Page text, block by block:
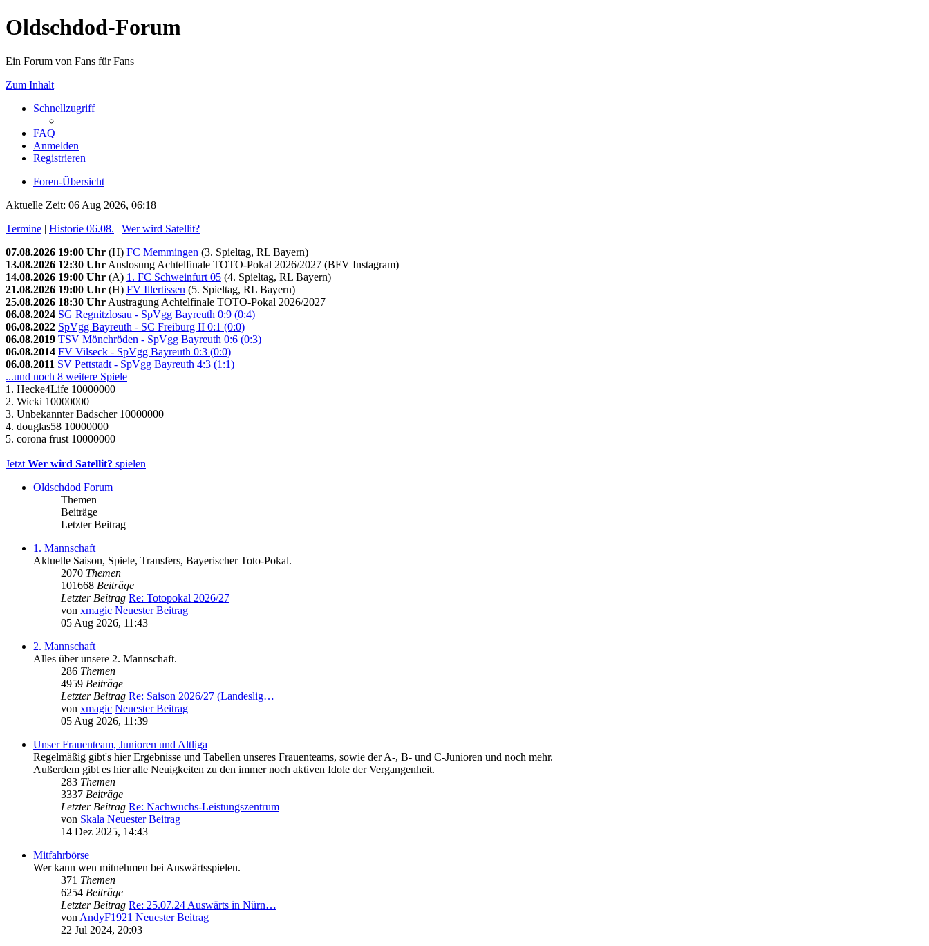
Oldschdod-Forum
Ein Forum von Fans für Fans
Zum Inhalt
Schnellzugriff
FAQ
Anmelden
Registrieren
Foren-Übersicht
Aktuelle Zeit: 06 Aug 2026, 06:18
Termine | Historie 06.08. | Wer wird Satellit?
07.08.2026 19:00 Uhr (H) FC Memmingen (3. Spieltag, RL Bayern)
13.08.2026 12:30 Uhr Auslosung Achtelfinale TOTO-Pokal 2026/2027 (BFV Instagram)
14.08.2026 19:00 Uhr (A) 1. FC Schweinfurt 05 (4. Spieltag, RL Bayern)
21.08.2026 19:00 Uhr (H) FV Illertissen (5. Spieltag, RL Bayern)
25.08.2026 18:30 Uhr Austragung Achtelfinale TOTO-Pokal 2026/2027
06.08.2024 SG Regnitzlosau - SpVgg Bayreuth 0:9 (0:4)
06.08.2022 SpVgg Bayreuth - SC Freiburg II 0:1 (0:0)
06.08.2019 TSV Mönchröden - SpVgg Bayreuth 0:6 (0:3)
06.08.2014 FV Vilseck - SpVgg Bayreuth 0:3 (0:0)
06.08.2011 SV Pettstadt - SpVgg Bayreuth 4:3 (1:1)
...und noch 8 weitere Spiele
1. Hecke4Life 10000000
2. Wicki 10000000
3. Unbekannter Badscher 10000000
4. douglas58 10000000
5. corona frust 10000000
Jetzt Wer wird Satellit? spielen
Oldschdod Forum
Themen
Beiträge
Letzter Beitrag
1. Mannschaft
Aktuelle Saison, Spiele, Transfers, Bayerischer Toto-Pokal.
2070 Themen
101668 Beiträge
Letzter Beitrag Re: Totopokal 2026/27
von xmagic Neuester Beitrag
05 Aug 2026, 11:43
2. Mannschaft
Alles über unsere 2. Mannschaft.
286 Themen
4959 Beiträge
Letzter Beitrag Re: Saison 2026/27 (Landeslig…
von xmagic Neuester Beitrag
05 Aug 2026, 11:39
Unser Frauenteam, Junioren und Altliga
Regelmäßig gibt's hier Ergebnisse und Tabellen unseres Frauenteams, sowie der A-, B- und C-Junioren und noch mehr.
Außerdem gibt es hier alle Neuigkeiten zu den immer noch aktiven Idole der Vergangenheit.
283 Themen
3337 Beiträge
Letzter Beitrag Re: Nachwuchs-Leistungszentrum
von Skala Neuester Beitrag
14 Dez 2025, 14:43
Mitfahrbörse
Wer kann wen mitnehmen bei Auswärtsspielen.
371 Themen
6254 Beiträge
Letzter Beitrag Re: 25.07.24 Auswärts in Nürn…
von AndyF1921 Neuester Beitrag
22 Jul 2024, 20:03